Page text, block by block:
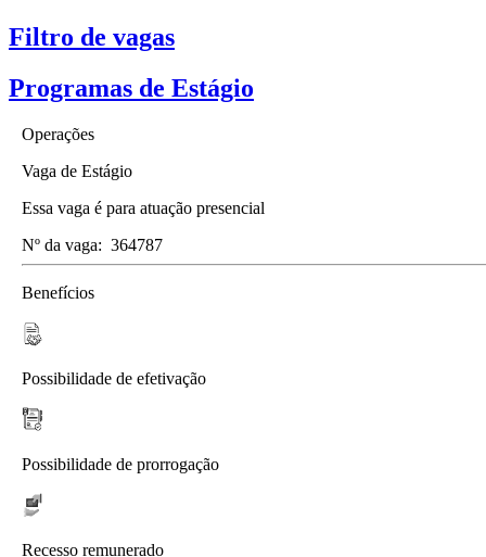
Filtro de vagas
Programas de Estágio
Operações
Vaga de Estágio
Essa vaga é para atuação presencial
Nº da vaga: 364787
Benefícios
Possibilidade de efetivação
Possibilidade de prorrogação
Recesso remunerado